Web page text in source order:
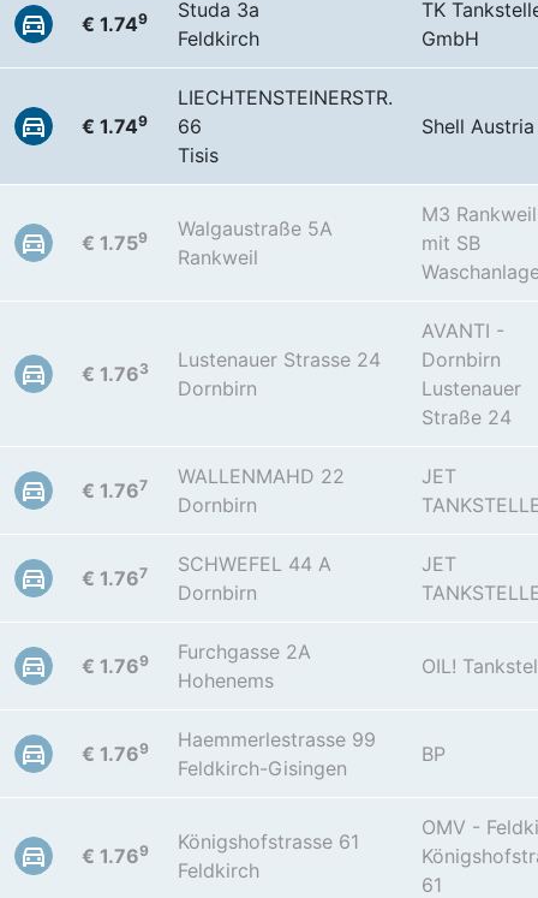
€ 1.749
Studa 3a
Feldkirch
TK
GmbH
€ 1.749
LIECHTENSTEINERSTR.
66
Tisis
Shell Austria
€ 1.759
Walgaustraße 5A
Rankweil
M3 Rankweil
mit SB
€ 1.763
Lustenauer Strasse 24
Dornbirn
AVANTI -
Dornbirn
Lustenauer
Straße 24
€ 1.767
WALLENMAHD 22
Dornbirn
JET
€ 1.767
SCHWEFEL 44 A
Dornbirn
JET
€ 1.769
Furchgasse 2A
Hohenems
OIL!
€ 1.769
Haemmerlestrasse 99
Feldkirch-Gisingen
BP
€ 1.769
Königshofstrasse 61
Feldkirch
OMV -
61